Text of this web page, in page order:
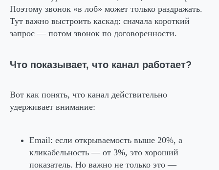
Поэтому звонок «в лоб» может только раздражать.
Тут важно выстроить каскад: сначала короткий
запрос — потом звонок по договоренности.
Что показывает, что канал работает?
Вот как понять, что канал действительно
удерживает внимание:
Email: если открываемость выше 20%, а
кликабельность — от 3%, это хороший
показатель. Но важно не только это —